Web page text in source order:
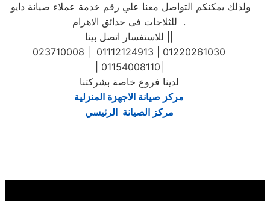
ولذلك يمكنكم التواصل معنا علي رقم خدمة عملاء صيانة دايو
للثلاجات فى حدائق الاهرام .
023710008 | 01112124913 | 01220261030
| 01154008110|
لدينا فروع خاصة بشركتنا
مركز صيانة الاجهزة المنزلية
مركز الصيانة الرئيسي